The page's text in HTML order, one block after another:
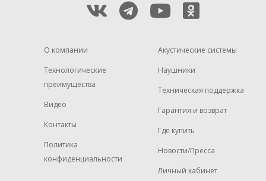
О компании
Технологические
преимущества
Видео
Контакты
Политика
конфиденциальности
Акустические системы
Наушники
Техническая поддержка
Гарантия и возврат
Где купить
Новости/Пресса
Личный кабинет